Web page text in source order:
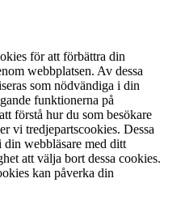
för att förbättra din
webbplatsen. Av dessa
som nödvändiga i din
funktionerna på
förstå hur du som besökare
vi tredjepartscookies. Dessa
din webbläsare med ditt
att välja bort dessa cookies.
kan påverka din